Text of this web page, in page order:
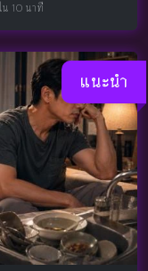
10 นาที
แนะนำ